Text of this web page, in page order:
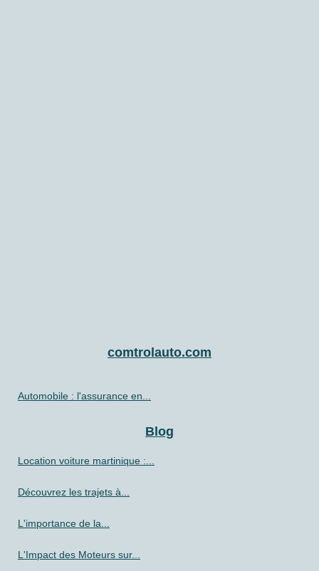
comtrolauto.com
Automobile : l'assurance en...
Blog
Location voiture martinique :...
Découvrez les trajets à...
L'importance de la...
L'Impact des Moteurs sur...